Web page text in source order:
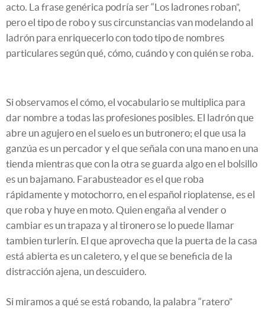
acto. La frase genérica podría ser “Los ladrones roban”,
pero el tipo de robo y sus circunstancias van modelando al
ladrón para enriquecerlo con todo tipo de nombres
particulares según qué, cómo, cuándo y con quién se roba.
Si observamos el cómo, el vocabulario se multiplica para
dar nombre a todas las profesiones posibles. El ladrón que
abre un agujero en el suelo es un butronero; el que usa la
ganzúa es un percador y el que señala con una mano en una
tienda mientras que con la otra se guarda algo en el bolsillo
es un bajamano. Farabusteador es el que roba
rápidamente y motochorro, en el español rioplatense, es el
que roba y huye en moto. Quien engaña al vender o
cambiar es un trapaza y al tironero se lo puede llamar
tambien turlerín. El que aprovecha que la puerta de la casa
está abierta es un caletero, y el que se beneficia de la
distracción ajena, un descuidero.
Si miramos a qué se está robando, la palabra “ratero”